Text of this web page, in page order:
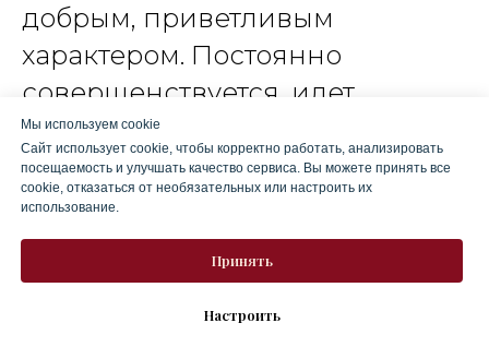
добрым, приветливым
характером. Постоянно
совершенствуется, идет
вперед, не останавливается на
достигнутом.
Мы используем cookie
Сайт использует cookie, чтобы корректно работать, анализировать
посещаемость и улучшать качество сервиса. Вы можете принять все
cookie, отказаться от необязательных или настроить их
использование.
Принять
Настроить